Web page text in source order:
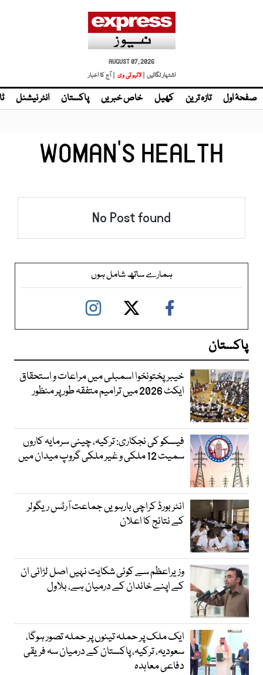
AUGUST 07, 2026
اشتہار لگائیں | لائیو ٹی وی | آج کا اخبار
صفحۂ اول تازہ ترین کھیل خاص خبریں پاکستان انٹر نیشنل
WOMAN'S HEALTH
No Post found
ہمارے ساتھ شامل ہوں
پاکستان
خیبرپختونخوا اسمبلی میں مراعات و استحقاق
ایکٹ 2026 میں ترامیم متفقہ طور پر منظور
فیسکو کی نجکاری: ترکیہ، چینی سرمایہ کاروں
سمیت 12 ملکی و غیر ملکی گروپ میدان میں
انٹر بورڈ کراچی بارہویں جماعت آرٹس ریگولر
کے نتائج کا اعلان
وزیراعظم سے کوئی شکایت نہیں اصل لڑائی ان
کے اپنے خاندان کے درمیان ہے، بلاول
ایک ملک پر حملہ تینوں پر حملہ تصور ہوگا،
سعودیہ، ترکیہ، پاکستان کے درمیان سہ فریقی
دفاعی معاہدہ